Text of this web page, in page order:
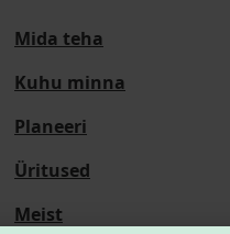
Mida teha
Kuhu minna
Planeeri
Üritused
Meist